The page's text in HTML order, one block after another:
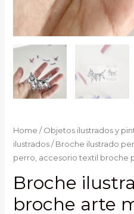
Home / Objetos ilustrados y
ilustrados/ Broche ilustrado
perro, accesorio textil broche
Broche
broche arte